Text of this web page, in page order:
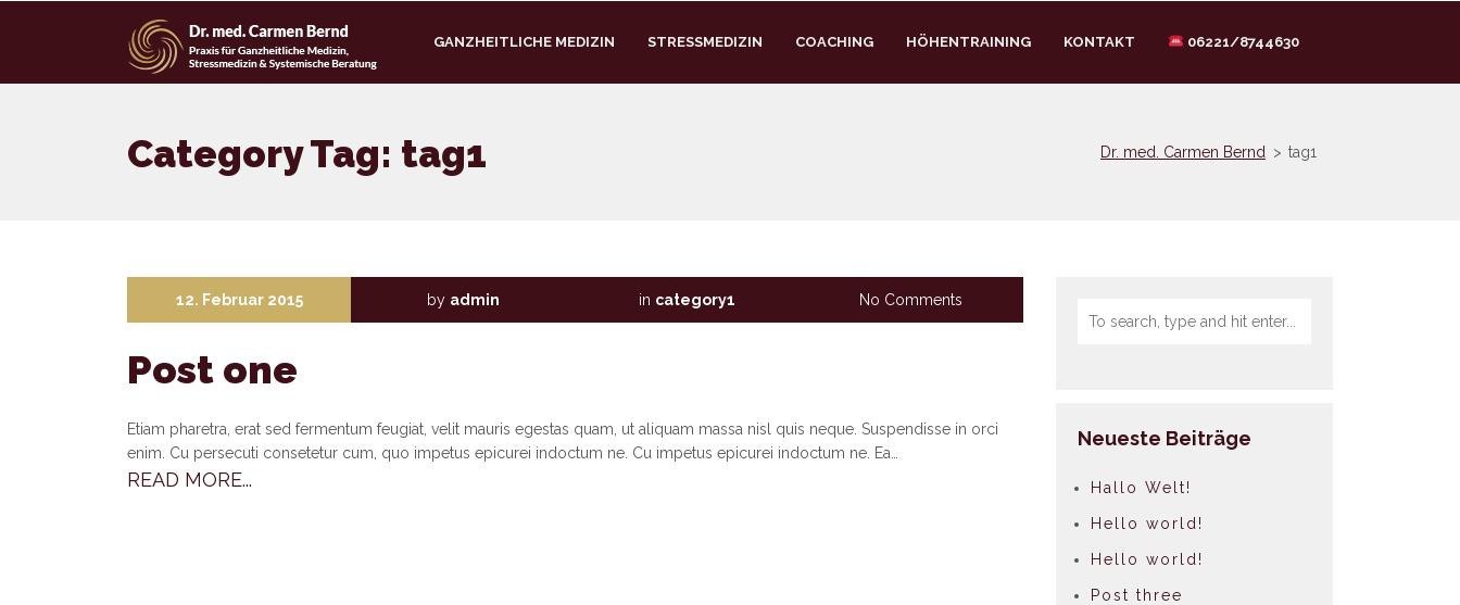
GANZHEITLICHE MEDIZIN STRESSMEDIZIN COACHING HÖHENTRAINING KONTAKT 06221/8744630
Category Tag: tag1 Dr. med. Carmen Bernd > tag1
12. Februar 2015 by admin in category1 No Comments
Post one
Etiam pharetra, erat sed fermentum feugiat, velit mauris egestas quam, ut aliquam massa nisl quis neque. Suspendisse in orci
enim. Cu persecuti consetetur cum, quo impetus epicurei indoctum ne. Cu impetus epicurei indoctum ne. Ea…
READ MORE...
Neueste Beiträge
Hallo Welt!
Hello world!
Hello world!
Post three